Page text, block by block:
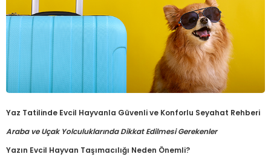
Yaz Tatilinde Evcil Hayvanla Güvenli ve Konforlu Seyahat Rehberi
Araba ve Uçak Yolculuklarında Dikkat Edilmesi Gerekenler
Yazın Evcil Hayvan Taşımacılığı Neden Önemli?